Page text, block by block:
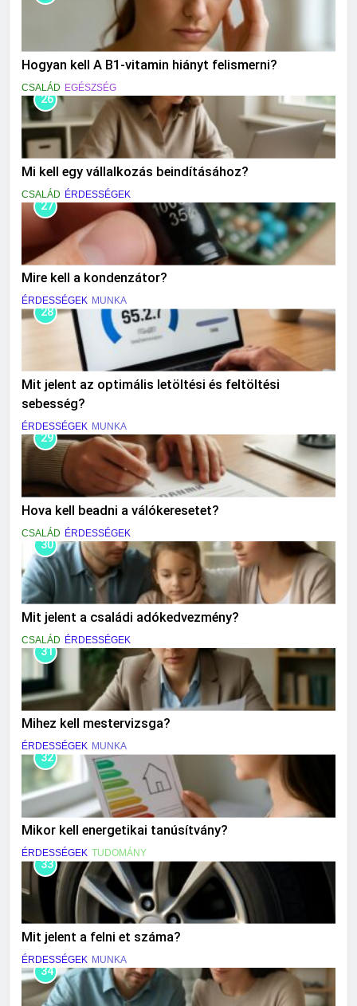
Hogyan kell A B1-vitamin hiányt felismerni?
CSALÁD EGÉSZSÉG
26
Mi kell egy vállalkozás beindításához?
CSALÁD ÉRDESSÉGEK
27
Mire kell a kondenzátor?
ÉRDESSÉGEK MUNKA
28
Mit jelent az optimális letöltési és feltöltési
sebesség?
ÉRDESSÉGEK MUNKA
29
Hova kell beadni a válókeresetet?
CSALÁD ÉRDESSÉGEK
30
Mit jelent a családi adókedvezmény?
CSALÁD ÉRDESSÉGEK
31
Mihez kell mestervizsga?
ÉRDESSÉGEK MUNKA
32
Mikor kell energetikai tanúsítvány?
ÉRDESSÉGEK TUDOMÁNY
33
Mit jelent a felni et száma?
ÉRDESSÉGEK MUNKA
34